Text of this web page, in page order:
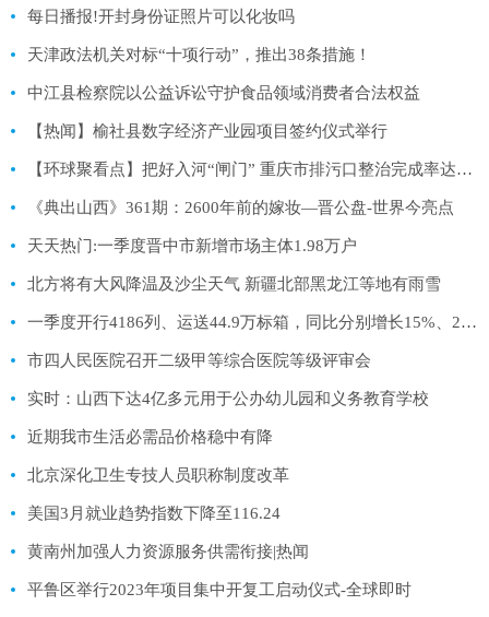
每日播报!开封身份证照片可以化妆吗
天津政法机关对标“十项行动”，推出38条措施！
中江县检察院以公益诉讼守护食品领域消费者合法权益
【热闻】榆社县数字经济产业园项目签约仪式举行
【环球聚看点】把好入河“闸门” 重庆市排污口整治完成率达到80%
《典出山西》361期：2600年前的嫁妆—晋公盘-世界今亮点
天天热门:一季度晋中市新增市场主体1.98万户
北方将有大风降温及沙尘天气 新疆北部黑龙江等地有雨雪
一季度开行4186列、运送44.9万标箱，同比分别增长15%、28% 中欧班列承运货物日益丰富 世界今日报
市四人民医院召开二级甲等综合医院等级评审会
实时：山西下达4亿多元用于公办幼儿园和义务教育学校
近期我市生活必需品价格稳中有降
北京深化卫生专技人员职称制度改革
美国3月就业趋势指数下降至116.24
黄南州加强人力资源服务供需衔接|热闻
平鲁区举行2023年项目集中开复工启动仪式-全球即时